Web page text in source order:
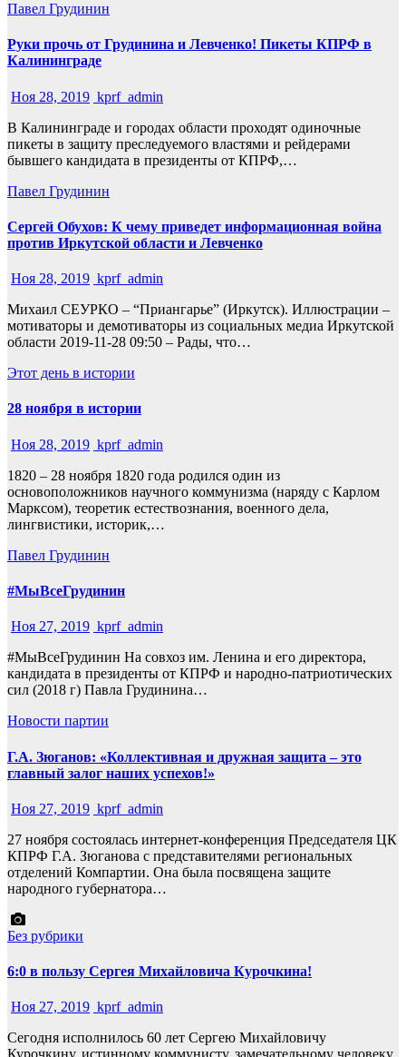
Павел Грудинин
Руки прочь от Грудинина и Левченко! Пикеты КПРФ в
Калининграде
Ноя 28, 2019 kprf_admin
В Калининграде и городах области проходят одиночные
пикеты в защиту преследуемого властями и рейдерами
бывшего кандидата в президенты от КПРФ,…
Павел Грудинин
Сергей Обухов: К чему приведет информационная война
против Иркутской области и Левченко
Ноя 28, 2019 kprf_admin
Михаил СЕУРКО – “Приангарье” (Иркутск). Иллюстрации –
мотиваторы и демотиваторы из социальных медиа Иркутской
области 2019-11-28 09:50 – Рады, что…
Этот день в истории
28 ноября в истории
Ноя 28, 2019 kprf_admin
1820 – 28 ноября 1820 года родился один из
основоположников научного коммунизма (наряду с Карлом
Марксом), теоретик естествознания, военного дела,
лингвистики, историк,…
Павел Грудинин
#МыВсеГрудинин
Ноя 27, 2019 kprf_admin
#МыВсеГрудинин На совхоз им. Ленина и его директора,
кандидата в президенты от КПРФ и народно-патриотических
сил (2018 г) Павла Грудинина…
Новости партии
Г.А. Зюганов: «Коллективная и дружная защита – это
главный залог наших успехов!»
Ноя 27, 2019 kprf_admin
27 ноября состоялась интернет-конференция Председателя ЦК
КПРФ Г.А. Зюганова с представителями региональных
отделений Компартии. Она была посвящена защите
народного губернатора…
Без рубрики
6:0 в пользу Сергея Михайловича Курочкина!
Ноя 27, 2019 kprf_admin
Сегодня исполнилось 60 лет Сергею Михайловичу